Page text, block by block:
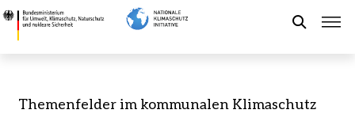
Direkt
zum
Themenfelder
im
Bundesministerium
Themenfelder im kommunalen Klimaschutz